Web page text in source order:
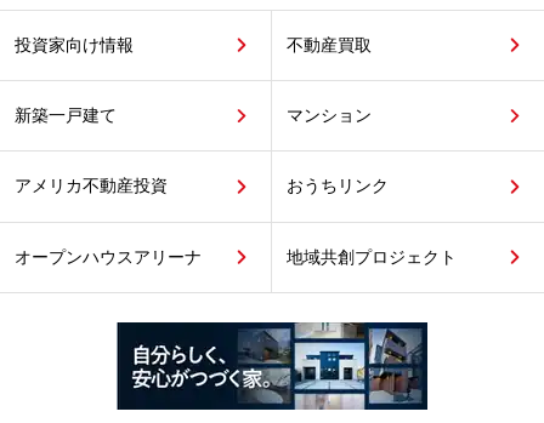
投資家向け情報 不動産買取
新築一戸建て マンション
アメリカ不動産投資 おうちリンク
オープンハウスアリーナ 地域共創プロジェクト